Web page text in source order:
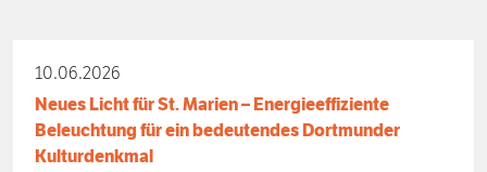
10.06.2026
Neues Licht für St. Marien – Energieeffiziente
Beleuchtung für ein bedeutendes Dortmunder
Kulturdenkmal